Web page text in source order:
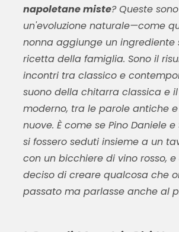
napoletane miste? Queste
un'evoluzione naturale—come
nonna aggiunge un ingrediente
ricetta della famiglia. Sono il
incontri tra classico e
suono della chitarra classica e
moderno, tra le parole antiche
nuove. È come se Pino Daniele e
si fossero seduti insieme a un
con un bicchiere di vino rosso, e
deciso di creare qualcosa che
passato ma parlasse anche al